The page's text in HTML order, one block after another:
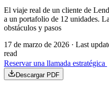
El viaje real de un cliente de
a un portafolio de 12 unidades.
obstáculos y pasos
17 de marzo de 2026 · Last
read
Reservar una llamada estratégica
Descargar PDF